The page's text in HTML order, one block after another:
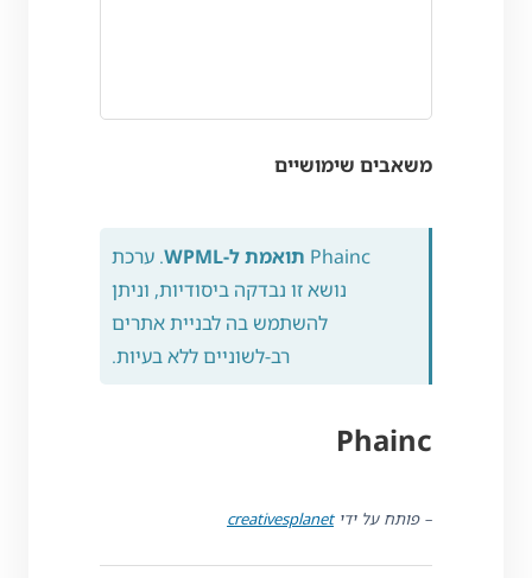
משאבים שימושיים
Phainc תואמת ל-WPML
. ערכת
נושא זו נבדקה ביסודיות, וניתן
להשתמש בה לבניית אתרים
רב-לשוניים ללא בעיות.
Phainc
– פותח על ידיcreativesplanet